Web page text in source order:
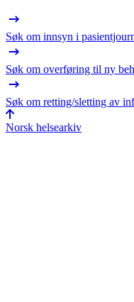
Søk om innsyn i
Søk om overføring til ny
Søk om retting/sletting av
Norsk helsearkiv